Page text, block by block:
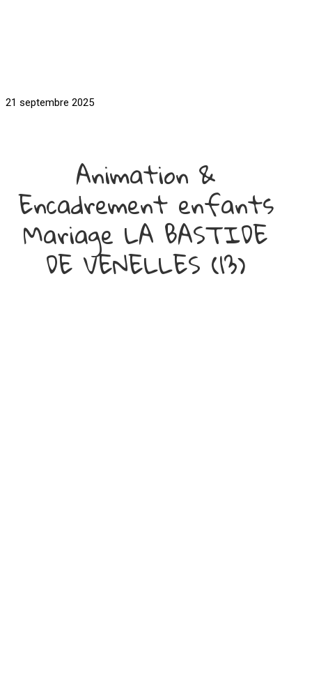
21 septembre 2025
Animation &
Encadrement enfants
Mariage LA BASTIDE
DE VENELLES (13)